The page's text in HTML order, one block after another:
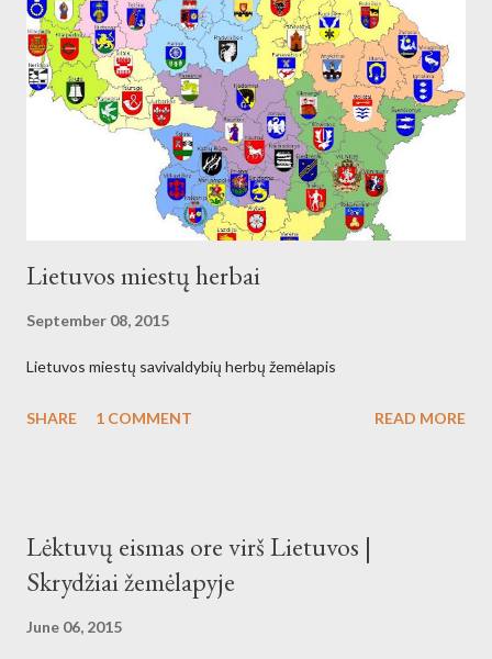
Lietuvos miestų herbai
September 08, 2015
Lietuvos miestų savivaldybių herbų žemėlapis
SHARE 1 COMMENT READ MORE
Lėktuvų eismas ore virš Lietuvos |
Skrydžiai žemėlapyje
June 06, 2015